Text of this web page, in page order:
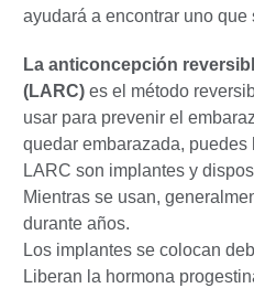
ayudará a encontrar uno que
La anticoncepción
(LARC) es el método
usar para prevenir el
quedar embarazada,
LARC son implantes y
Mientras se usan,
durante años.
Los implantes se colocan
Liberan la hormona